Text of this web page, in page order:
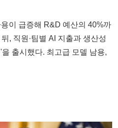
이 급증해 R&D 예산의 40%까
, 직원·팀별 AI 지출과 생산성
출시했다. 최고급 모델 남용,